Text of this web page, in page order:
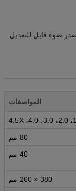
ضوء قابل للتعديل
المواصفات
80 مم
40 مم
380 × 260 مم